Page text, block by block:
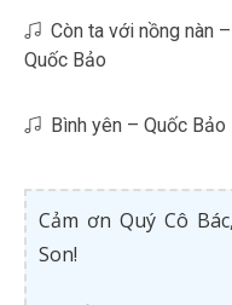
Còn ta với nồng nàn –
Quốc Bảo
Bình yên – Quốc Bảo
Cảm ơn Quý Cô
Son!